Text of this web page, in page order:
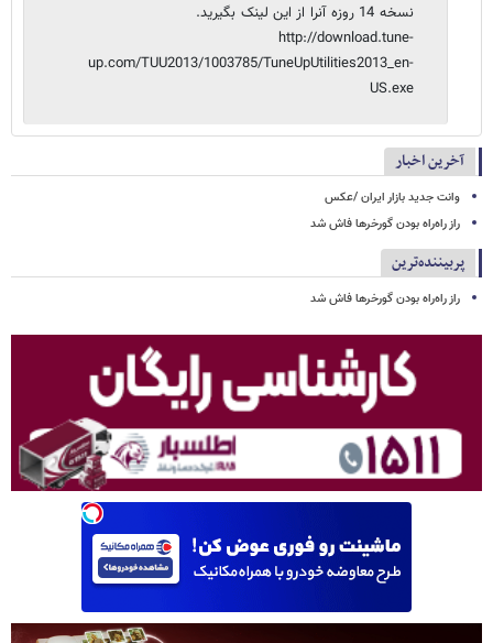
نسخه 14 روزه آنرا از این لینک بگیرید.
http://download.tune-
up.com/TUU2013/1003785/TuneUpUtilities2013_en-
US.exe
آخرین اخبار
وانت جدید بازار ایران /عکس
راز راه‌راه بودن گورخرها فاش شد
پربیننده‌ترین
راز راه‌راه بودن گورخرها فاش شد